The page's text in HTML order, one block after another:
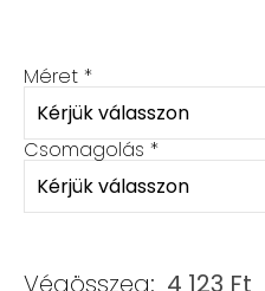
Méret *
Csomagolás *
Végösszeg: 4 123 Ft